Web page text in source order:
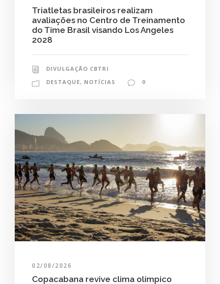
Triatletas brasileiros realizam
avaliações no Centro de Treinamento
do Time Brasil visando Los Angeles
2028
DIVULGAÇÃO CBTRI
DESTAQUE, NOTÍCIAS 0
02/08/2026
Copacabana revive clima olímpico